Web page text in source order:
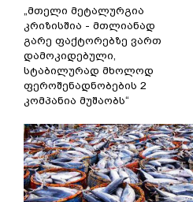
„მთელი მეტალურგია
კრიზისშია - მთლიანად
გარე ფაქტორებზე ვართ
დამოკიდებული,
სტაბილურად მხოლოდ
ფეროშენადნობების 2
კომპანია მუშაობს“